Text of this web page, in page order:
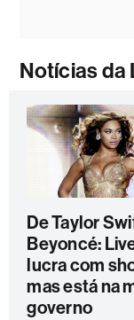
Notícias da
De Taylor
Beyoncé:
lucra com
mas está na
governo